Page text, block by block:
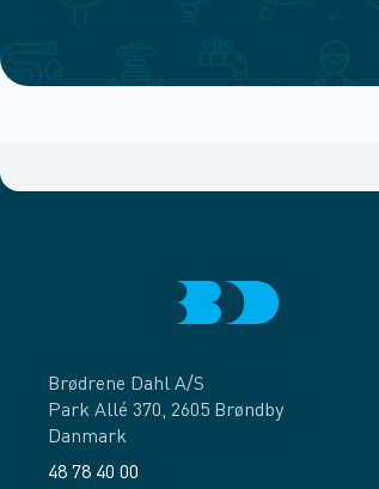
Brødrene Dahl A/S
Park Allé 370, 2605 Brøndby
Danmark
48 78 40 00